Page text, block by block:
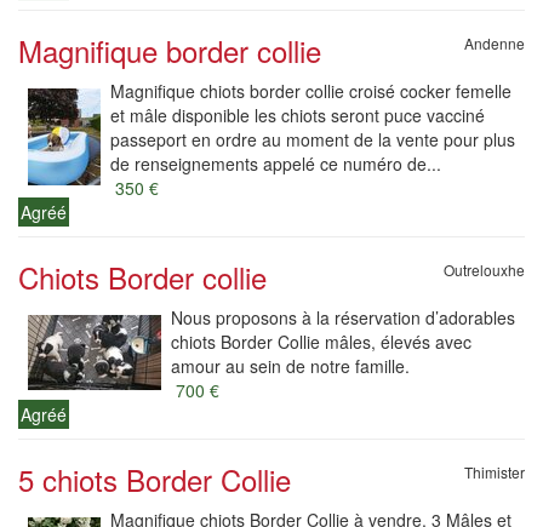
Magnifique border collie Andenne
Magnifique chiots border collie croisé cocker femelle
et mâle disponible les chiots seront puce vacciné
passeport en ordre au moment de la vente pour plus
de renseignements appelé ce numéro de...
350 €
Agréé
Chiots Border collie Outrelouxhe
Nous proposons à la réservation d’adorables
chiots Border Collie mâles, élevés avec
amour au sein de notre famille.
700 €
Agréé
5 chiots Border Collie Thimister
Magnifique chiots Border Collie à vendre, 3 Mâles et